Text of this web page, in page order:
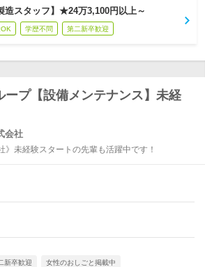
造スタッフ】★24万3,100円以上～
学歴不問 第二新卒歓迎
ープ【設備メンテナンス】未経
会社
》未経験スタートの先輩も活躍中です！
新卒歓迎 女性のおしごと掲載中